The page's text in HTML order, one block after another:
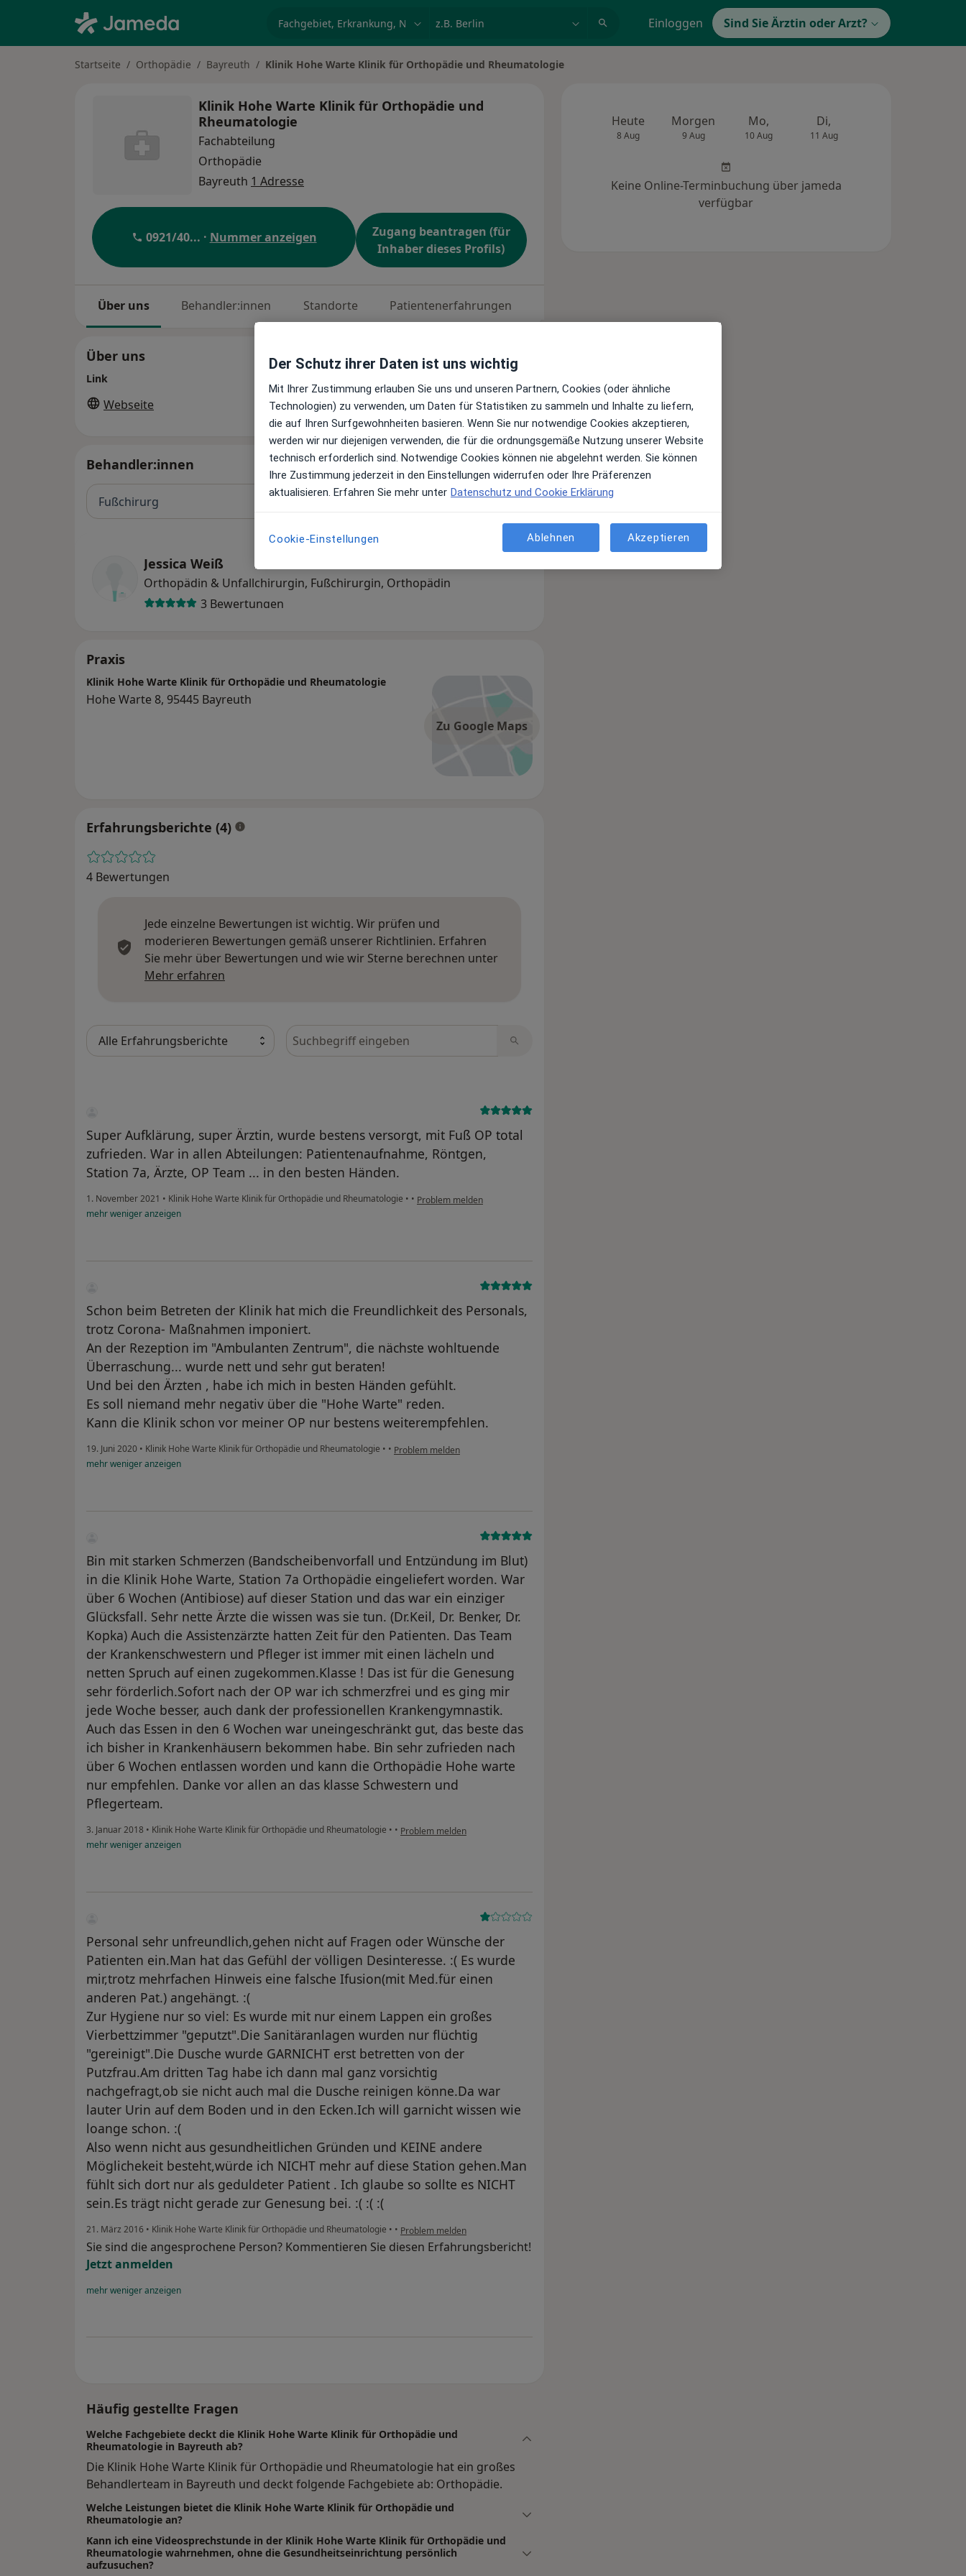
Einloggen Sind Sie Ärztin oder Arzt?
Startseite Orthopädie Bayreuth Klinik Hohe Warte Klinik für Orthopädie und Rheumatologie
Klinik Hohe Warte Klinik für Orthopädie und
Rheumatologie
Fachabteilung
Orthopädie
Bayreuth 1 Adresse
0921/40... · Nummer anzeigen
Zugang beantragen (für
Inhaber dieses Profils)
Über uns Behandler:innen Standorte Patientenerfahrungen
Über uns
Link
Webseite
Behandler:innen
Fußchirurg
Jessica Weiß
Orthopädin & Unfallchirurgin, Fußchirurgin, Orthopädin
3 Bewertungen
Praxis
Zu Google Maps
Klinik Hohe Warte Klinik für Orthopädie und Rheumatologie
Hohe Warte 8, 95445 Bayreuth
Erfahrungsberichte (4)
4 Bewertungen
Jede einzelne Bewertungen ist wichtig. Wir prüfen und
moderieren Bewertungen gemäß unserer Richtlinien. Erfahren
Sie mehr über Bewertungen und wie wir Sterne berechnen unter
Mehr erfahren
Bewertungen durchsuchen
Super Aufklärung, super Ärztin, wurde bestens versorgt, mit Fuß OP total
zufrieden. War in allen Abteilungen: Patientenaufnahme, Röntgen,
Station 7a, Ärzte, OP Team ... in den besten Händen.
1. November 2021 • Klinik Hohe Warte Klinik für Orthopädie und Rheumatologie • • Problem melden
mehrwenigeranzeigen
Schon beim Betreten der Klinik hat mich die Freundlichkeit des Personals,
trotz Corona- Maßnahmen imponiert.
An der Rezeption im "Ambulanten Zentrum", die nächste wohltuende
Überraschung... wurde nett und sehr gut beraten!
Und bei den Ärzten , habe ich mich in besten Händen gefühlt.
Es soll niemand mehr negativ über die "Hohe Warte" reden.
Kann die Klinik schon vor meiner OP nur bestens weiterempfehlen.
19. Juni 2020 • Klinik Hohe Warte Klinik für Orthopädie und Rheumatologie • • Problem melden
mehrwenigeranzeigen
Bin mit starken Schmerzen (Bandscheibenvorfall und Entzündung im Blut)
in die Klinik Hohe Warte, Station 7a Orthopädie eingeliefert worden. War
über 6 Wochen (Antibiose) auf dieser Station und das war ein einziger
Glücksfall. Sehr nette Ärzte die wissen was sie tun. (Dr.Keil, Dr. Benker, Dr.
Kopka) Auch die Assistenzärzte hatten Zeit für den Patienten. Das Team
der Krankenschwestern und Pfleger ist immer mit einen lächeln und
netten Spruch auf einen zugekommen.Klasse ! Das ist für die Genesung
sehr förderlich.Sofort nach der OP war ich schmerzfrei und es ging mir
jede Woche besser, auch dank der professionellen Krankengymnastik.
Auch das Essen in den 6 Wochen war uneingeschränkt gut, das beste das
ich bisher in Krankenhäusern bekommen habe. Bin sehr zufrieden nach
über 6 Wochen entlassen worden und kann die Orthopädie Hohe warte
nur empfehlen. Danke vor allen an das klasse Schwestern und
Pflegerteam.
3. Januar 2018 • Klinik Hohe Warte Klinik für Orthopädie und Rheumatologie • • Problem melden
mehrwenigeranzeigen
Personal sehr unfreundlich,gehen nicht auf Fragen oder Wünsche der
Patienten ein.Man hat das Gefühl der völligen Desinteresse. :( Es wurde
mir,trotz mehrfachen Hinweis eine falsche Ifusion(mit Med.für einen
anderen Pat.) angehängt. :(
Zur Hygiene nur so viel: Es wurde mit nur einem Lappen ein großes
Vierbettzimmer "geputzt".Die Sanitäranlagen wurden nur flüchtig
"gereinigt".Die Dusche wurde GARNICHT erst betretten von der
Putzfrau.Am dritten Tag habe ich dann mal ganz vorsichtig
nachgefragt,ob sie nicht auch mal die Dusche reinigen könne.Da war
lauter Urin auf dem Boden und in den Ecken.Ich will garnicht wissen wie
loange schon. :(
Also wenn nicht aus gesundheitlichen Gründen und KEINE andere
Möglichekeit besteht,würde ich NICHT mehr auf diese Station gehen.Man
fühlt sich dort nur als geduldeter Patient . Ich glaube so sollte es NICHT
sein.Es trägt nicht gerade zur Genesung bei. :( :( :(
21. März 2016 • Klinik Hohe Warte Klinik für Orthopädie und Rheumatologie • • Problem melden
Sie sind die angesprochene Person? Kommentieren Sie diesen Erfahrungsbericht!
Jetzt anmelden
mehrwenigeranzeigen
Häufig gestellte Fragen
Welche Fachgebiete deckt die Klinik Hohe Warte Klinik für Orthopädie und
Rheumatologie in Bayreuth ab?
Die Klinik Hohe Warte Klinik für Orthopädie und Rheumatologie hat ein großes
Behandlerteam in Bayreuth und deckt folgende Fachgebiete ab: Orthopädie.
Welche Leistungen bietet die Klinik Hohe Warte Klinik für Orthopädie und
Rheumatologie an?
Kann ich eine Videosprechstunde in der Klinik Hohe Warte Klinik für Orthopädie und
Rheumatologie wahrnehmen, ohne die Gesundheitseinrichtung persönlich
aufzusuchen?
Heute
8 Aug
Morgen
9 Aug
Mo,
10 Aug
Di,
11 Aug
Keine Online-Terminbuchung über jameda
verfügbar
Der Schutz ihrer Daten ist uns wichtig
Mit Ihrer Zustimmung erlauben Sie uns und unseren Partnern, Cookies (oder ähnliche
Technologien) zu verwenden, um Daten für Statistiken zu sammeln und Inhalte zu liefern,
die auf Ihren Surfgewohnheiten basieren. Wenn Sie nur notwendige Cookies akzeptieren,
werden wir nur diejenigen verwenden, die für die ordnungsgemäße Nutzung unserer Website
technisch erforderlich sind. Notwendige Cookies können nie abgelehnt werden. Sie können
Ihre Zustimmung jederzeit in den Einstellungen widerrufen oder Ihre Präferenzen
aktualisieren. Erfahren Sie mehr unter Datenschutz und Cookie Erklärung
Cookie-Einstellungen Ablehnen Akzeptieren